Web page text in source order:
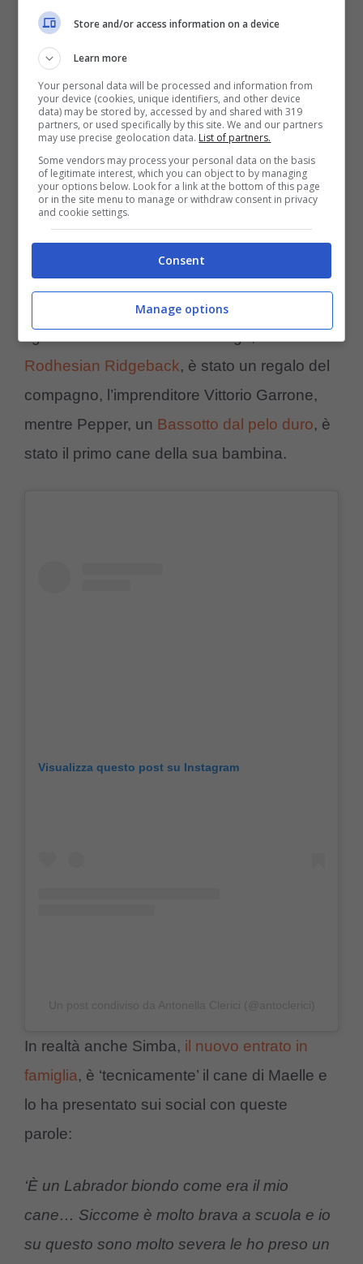
l’ha accompagnata per 15 anni di vita.
Potrebbe interessarti anche:
cane di Antonella Clerici: è colpevole di reato
Argo, Pepper e Simba: i 3
moschettieri di Antonella
Clerici
La sua casa? Una tenuta con tanto verde e
tanti cani che la popolano: questa è la vita di
Antonella Clerici, circondata dall’amore della
Rodhesian Ridgeback, è stato un regalo del
compagno, l’imprenditore Vittorio Garrone,
mentre Pepper, un Bassotto dal pelo duro, è
stato il primo cane della sua bambina.
Visualizza questo post su Instagram
In realtà anche Simba, il nuovo entrato in
famiglia, è ‘tecnicamente’ il cane di Maelle e
lo ha presentato sui social con queste
parole:
‘È un Labrador biondo come era il mio
cane… Siccome è molto brava a scuola e io
su questo sono molto severa le ho preso un
Store and/or access information on a device
Learn more
Your personal data will be processed and information from
your device (cookies, unique identifiers, and other device
data) may be stored by, accessed by and shared with 319
partners, or used specifically by this site. We and our partners
may use precise geolocation data. List of partners.
Some vendors may process your personal data on the basis
of legitimate interest, which you can object to by managing
your options below. Look for a link at the bottom of this page
or in the site menu to manage or withdraw consent in privacy
and cookie settings.
Consent
Manage options